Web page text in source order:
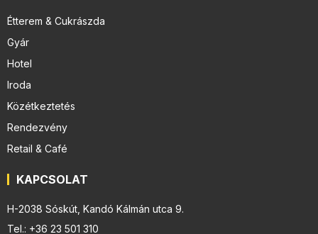
Étterem & Cukrászda
Gyár
Hotel
Iroda
Közétkeztetés
Rendezvény
Retail & Café
KAPCSOLAT
H-2038 Sóskút, Kandó Kálmán utca 9.
Tel.: +36 23 501 310